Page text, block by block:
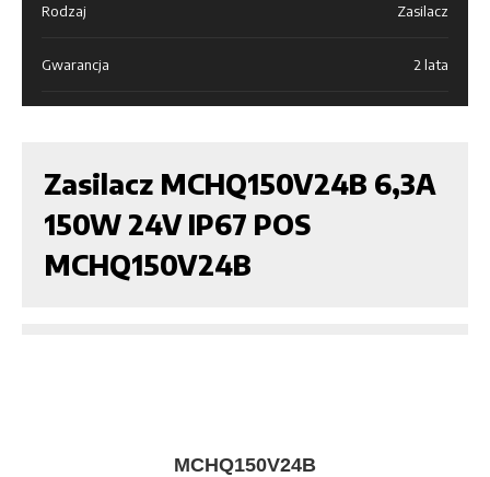
Rodzaj Zasilacz
Gwarancja 2 lata
Zasilacz MCHQ150V24B 6,3A
150W 24V IP67 POS
MCHQ150V24B
MCHQ150V24B